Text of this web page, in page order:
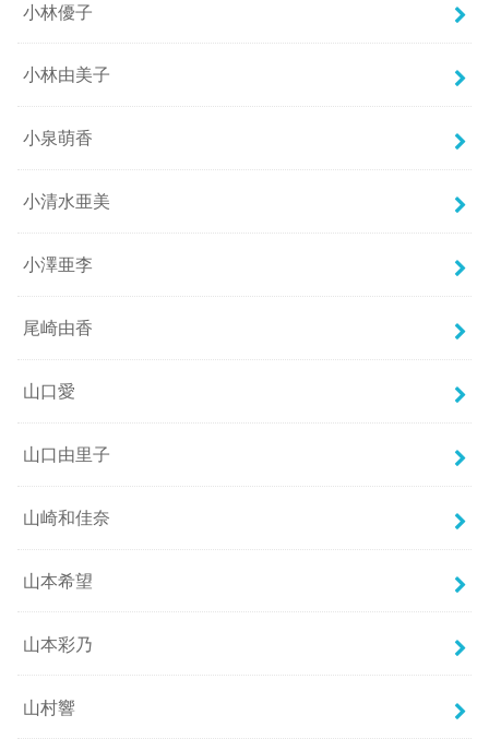
小林優子
小林由美子
小泉萌香
小清水亜美
小澤亜李
尾崎由香
山口愛
山口由里子
山崎和佳奈
山本希望
山本彩乃
山村響